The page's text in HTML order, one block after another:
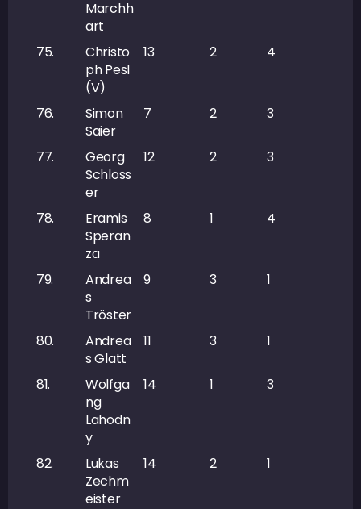
Marchh
art
75.
Christo
ph Pesl
(V)
13 2 4
76.
Simon
Saier
7 2 3
77.
Georg
Schloss
er
12 2 3
78.
Eramis
Speran
za
8 1 4
79.
Andrea
s
Tröster
9 3 1
80.
Andrea
s Glatt
11 3 1
81.
Wolfga
ng
Lahodn
y
14 1 3
82.
Lukas
Zechm
eister
14 2 1